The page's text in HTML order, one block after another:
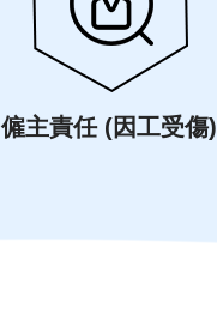
僱主責任 (因工受傷)